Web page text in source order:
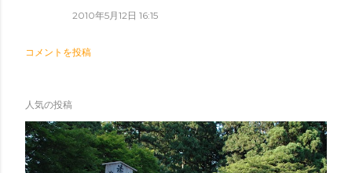
2010年5月12日 16:15
コメントを投稿
人気の投稿